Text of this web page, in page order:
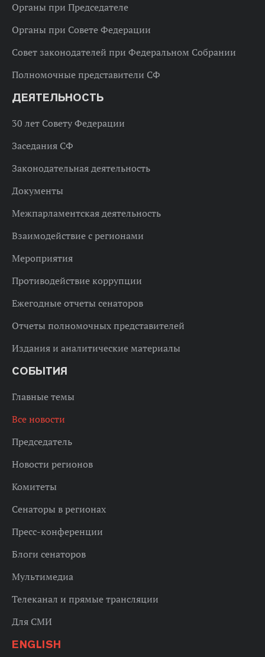
Органы при Председателе
Органы при Совете Федерации
Совет законодателей при Федеральном Собрании
Полномочные представители СФ
ДЕЯТЕЛЬНОСТЬ
30 лет Совету Федерации
Заседания СФ
Законодательная деятельность
Документы
Межпарламентская деятельность
Взаимодействие с регионами
Мероприятия
Противодействие коррупции
Ежегодные отчеты сенаторов
Отчеты полномочных представителей
Издания и аналитические материалы
СОБЫТИЯ
Главные темы
Все новости
Председатель
Новости регионов
Комитеты
Сенаторы в регионах
Пресс-конференции
Блоги сенаторов
Мультимедиа
Телеканал и прямые трансляции
Для СМИ
ENGLISH